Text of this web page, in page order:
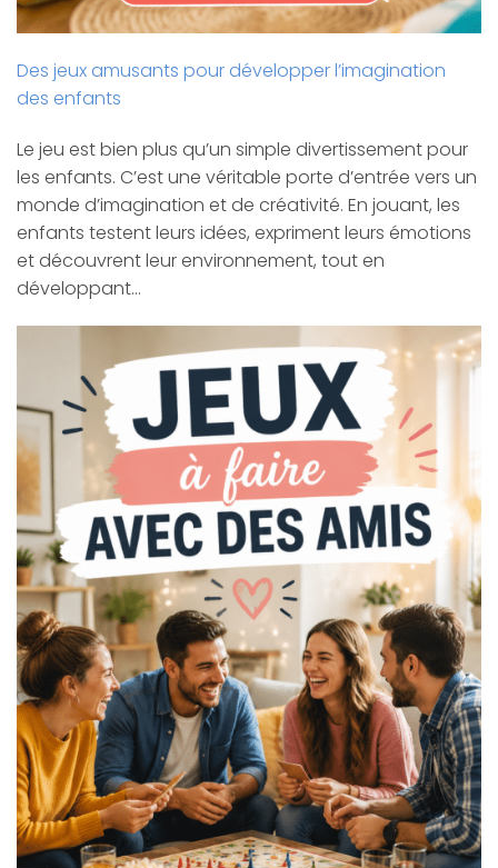
Des jeux amusants pour développer l’imagination
des enfants
Le jeu est bien plus qu’un simple divertissement pour
les enfants. C’est une véritable porte d’entrée vers un
monde d’imagination et de créativité. En jouant, les
enfants testent leurs idées, expriment leurs émotions
et découvrent leur environnement, tout en
développant…